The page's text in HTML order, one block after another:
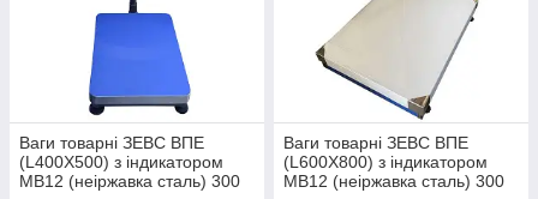
Ваги товарні ЗЕВС ВПЕ
(L400Х500) з індикатором
MB12 (неіржавка сталь) 300
Ваги товарні ЗЕВС ВПЕ
(L600Х800) з індикатором
MB12 (неіржавка сталь) 300